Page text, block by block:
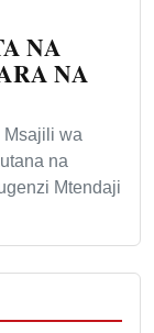
NA
NA
Msajili wa
na
Mtendaji